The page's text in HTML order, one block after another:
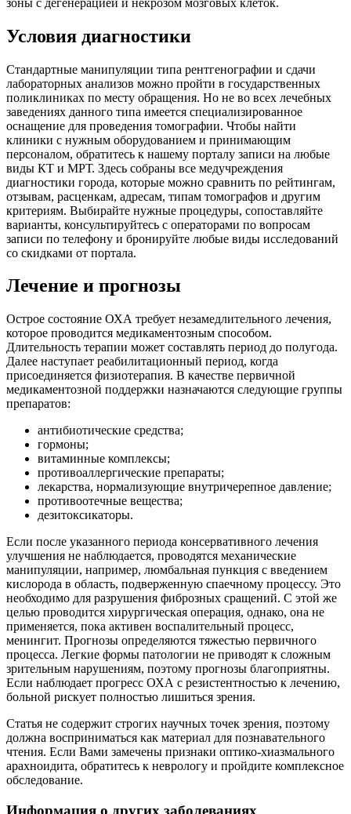
Условия диагностики
Стандартные манипуляции типа рентгенографии и сдачи
лабораторных анализов можно пройти в государственных
поликлиниках по месту обращения. Но не во всех лечебных
заведениях данного типа имеется специализированное
оснащение для проведения томографии. Чтобы найти
клиники с нужным оборудованием и принимающим
персоналом, обратитесь к нашему порталу записи на любые
виды КТ и МРТ. Здесь собраны все медучреждения
диагностики города, которые можно сравнить по рейтингам,
отзывам, расценкам, адресам, типам томографов и другим
критериям. Выбирайте нужные процедуры, сопоставляйте
варианты, консультируйтесь с операторами по вопросам
записи по телефону и бронируйте любые виды исследований
со скидками от портала.
Лечение и прогнозы
Острое состояние ОХА требует незамедлительного лечения,
которое проводится медикаментозным способом.
Длительность терапии может составлять период до полугода.
Далее наступает реабилитационный период, когда
присоединяется физиотерапия. В качестве первичной
медикаментозной поддержки назначаются следующие группы
препаратов:
антибиотические средства;
гормоны;
витаминные комплексы;
противоаллергические препараты;
лекарства, нормализующие внутричерепное давление;
противоотечные вещества;
дезитоксикаторы.
Если после указанного периода консервативного лечения
улучшения не наблюдается, проводятся механические
манипуляции, например, люмбальная пункция с введением
кислорода в область, подверженную спаечному процессу. Это
необходимо для разрушения фиброзных сращений. С этой же
целью проводится хирургическая операция, однако, она не
применяется, пока активен воспалительный процесс,
менингит. Прогнозы определяются тяжестью первичного
процесса. Легкие формы патологии не приводят к сложным
зрительным нарушениям, поэтому прогнозы благоприятны.
Если наблюдает прогресс ОХА с резистентностью к лечению,
больной рискует полностью лишиться зрения.
Статья не содержит строгих научных точек зрения, поэтому
должна восприниматься как материал для познавательного
чтения. Если Вами замечены признаки оптико-хиазмального
арахноидита, обратитесь к неврологу и пройдите комплексное
обследование.
Информация о других заболеваниях